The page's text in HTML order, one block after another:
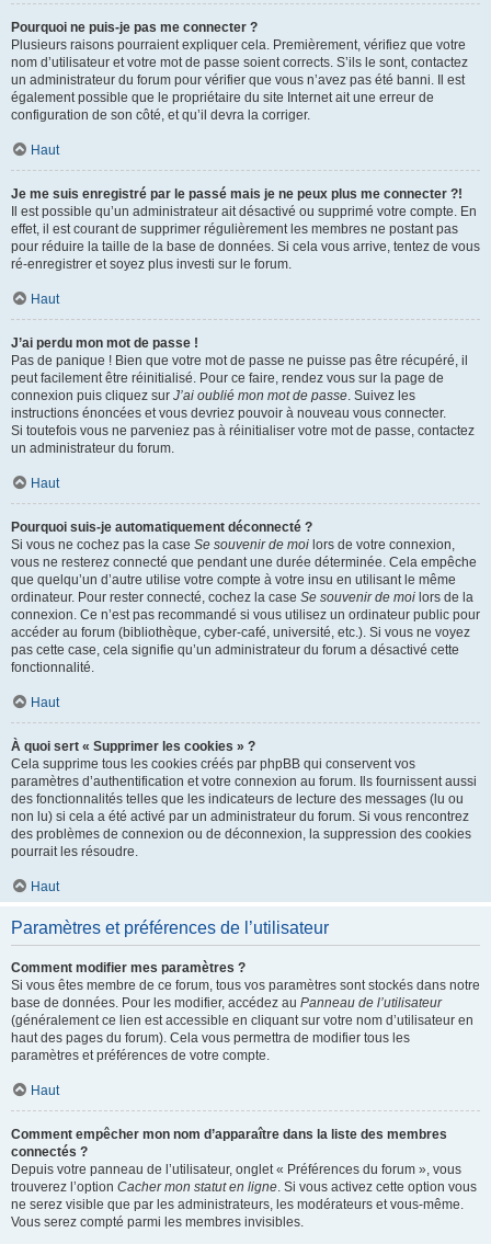
Pourquoi ne puis-je pas me connecter ?
Plusieurs raisons pourraient expliquer cela. Premièrement, vérifiez que votre
nom d’utilisateur et votre mot de passe soient corrects. S’ils le sont, contactez
un administrateur du forum pour vérifier que vous n’avez pas été banni. Il est
également possible que le propriétaire du site Internet ait une erreur de
configuration de son côté, et qu’il devra la corriger.
Haut
Je me suis enregistré par le passé mais je ne peux plus me connecter ?!
Il est possible qu’un administrateur ait désactivé ou supprimé votre compte. En
effet, il est courant de supprimer régulièrement les membres ne postant pas
pour réduire la taille de la base de données. Si cela vous arrive, tentez de vous
ré-enregistrer et soyez plus investi sur le forum.
Haut
J’ai perdu mon mot de passe !
Pas de panique ! Bien que votre mot de passe ne puisse pas être récupéré, il
peut facilement être réinitialisé. Pour ce faire, rendez vous sur la page de
connexion puis cliquez sur J’ai oublié mon mot de passe. Suivez les
instructions énoncées et vous devriez pouvoir à nouveau vous connecter.
Si toutefois vous ne parveniez pas à réinitialiser votre mot de passe, contactez
un administrateur du forum.
Haut
Pourquoi suis-je automatiquement déconnecté ?
Si vous ne cochez pas la case Se souvenir de moi lors de votre connexion,
vous ne resterez connecté que pendant une durée déterminée. Cela empêche
que quelqu’un d’autre utilise votre compte à votre insu en utilisant le même
ordinateur. Pour rester connecté, cochez la case Se souvenir de moi lors de la
connexion. Ce n’est pas recommandé si vous utilisez un ordinateur public pour
accéder au forum (bibliothèque, cyber-café, université, etc.). Si vous ne voyez
pas cette case, cela signifie qu’un administrateur du forum a désactivé cette
fonctionnalité.
Haut
À quoi sert « Supprimer les cookies » ?
Cela supprime tous les cookies créés par phpBB qui conservent vos
paramètres d’authentification et votre connexion au forum. Ils fournissent aussi
des fonctionnalités telles que les indicateurs de lecture des messages (lu ou
non lu) si cela a été activé par un administrateur du forum. Si vous rencontrez
des problèmes de connexion ou de déconnexion, la suppression des cookies
pourrait les résoudre.
Haut
Paramètres et préférences de l’utilisateur
Comment modifier mes paramètres ?
Si vous êtes membre de ce forum, tous vos paramètres sont stockés dans notre
base de données. Pour les modifier, accédez au Panneau de l’utilisateur
(généralement ce lien est accessible en cliquant sur votre nom d’utilisateur en
haut des pages du forum). Cela vous permettra de modifier tous les
paramètres et préférences de votre compte.
Haut
Comment empêcher mon nom d’apparaître dans la liste des membres
connectés ?
Depuis votre panneau de l’utilisateur, onglet « Préférences du forum », vous
trouverez l’option Cacher mon statut en ligne. Si vous activez cette option vous
ne serez visible que par les administrateurs, les modérateurs et vous-même.
Vous serez compté parmi les membres invisibles.